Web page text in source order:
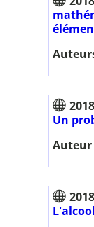
2018
Un
Auteur
2018